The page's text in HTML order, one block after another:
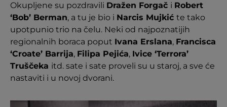
Okupljene su pozdravili Dražen Forgač i Robert
‘Bob’ Berman, a tu je bio i Narcis Mujkić te tako
upotpunio trio na čelu. Neki od najpoznatijih
regionalnih boraca poput Ivana Erslana, Francisca
‘Croate’ Barrija, Filipa Pejića, Ivice ‘Terrora’
Truščeka itd. sate i sate proveli su u staroj, a sve će
nastaviti i u novoj dvorani.